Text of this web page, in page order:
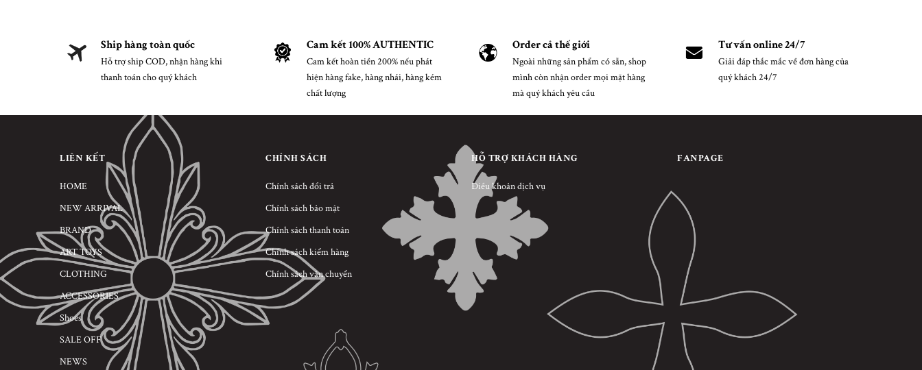
Ship hàng toàn quốc
Hỗ trợ ship COD, nhận hàng khi
thanh toán cho quý khách
Cam kết 100% AUTHENTIC
Cam kết hoàn tiền 200% nếu phát
hiện hàng fake, hàng nhái, hàng kém
chất lượng
Order cả thế giới
Ngoài những sản phẩm có sẵn, shop
mình còn nhận order mọi mặt hàng
mà quý khách yêu cầu
Tư vấn online 24/7
Giải đáp thắc mắc về đơn hàng của
quý khách 24/7
LIÊN KẾT
HOME
NEW ARRIVAL
BRAND
ART TOYS
CLOTHING
ACCESSORIES
Shoes
SALE OFF
NEWS
CHÍNH SÁCH
Chính sách đổi trả
Chính sách bảo mật
Chính sách thanh toán
Chính sách kiểm hàng
Chính sách vận chuyển
HỖ TRỢ KHÁCH HÀNG
Điều khoản dịch vụ
FANPAGE